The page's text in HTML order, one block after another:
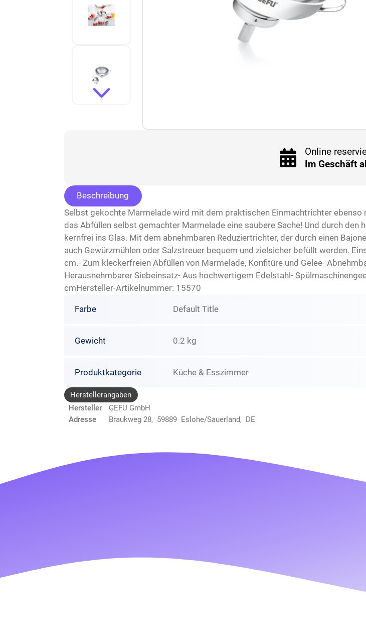
Online
Im Geschäft
Beschreibung
Selbst gekochte Marmelade wird mit dem praktischen Einmachtrichter
das Abfüllen selbst gemachter Marmelade eine saubere Sache! Und durch
kernfrei ins Glas. Mit dem abnehmbaren Reduziertrichter, der durch einen
auch Gewürzmühlen oder Salzstreuer bequem und zielsicher befüllt werden.
cm.- Zum kleckerfreien Abfüllen von Marmelade, Konfitüre und Gelee-
Herausnehmbarer Siebeinsatz- Aus hochwertigem Edelstahl-
cmHersteller-Artikelnummer: 15570
Farbe Default Title
Gewicht 0.2 kg
Produktkategorie Küche & Esszimmer
Herstellerangaben
Hersteller
GEFU GmbH
Adresse
Braukweg 28, 59889 Eslohe/Sauerland, DE